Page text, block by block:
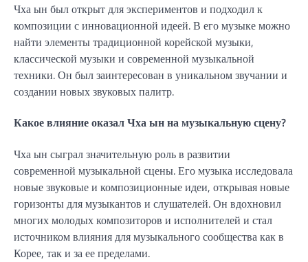
Чха ын был открыт для экспериментов и подходил к
композиции с инновационной идеей. В его музыке можно
найти элементы традиционной корейской музыки,
классической музыки и современной музыкальной
техники. Он был заинтересован в уникальном звучании и
создании новых звуковых палитр.
Какое влияние оказал Чха ын на музыкальную сцену?
Чха ын сыграл значительную роль в развитии
современной музыкальной сцены. Его музыка исследовала
новые звуковые и композиционные идеи, открывая новые
горизонты для музыкантов и слушателей. Он вдохновил
многих молодых композиторов и исполнителей и стал
источником влияния для музыкального сообщества как в
Корее, так и за ее пределами.